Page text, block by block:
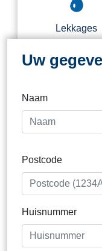
Lekkages
Uw
Naam
Postcode
Huisnummer